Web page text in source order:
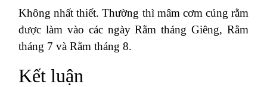
Không nhất thiết. Thường thì mâm cơm cúng rằm
được làm vào các ngày Rằm tháng Giêng, Rằm
tháng 7 và Rằm tháng 8.
Kết luận